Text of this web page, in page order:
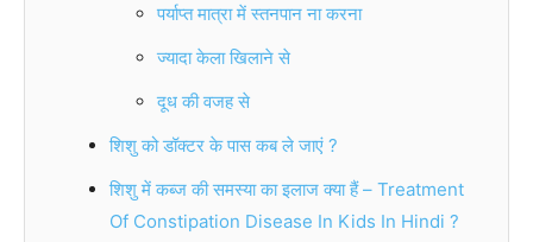
पर्याप्त मात्रा में स्तनपान ना करना
ज्यादा केला खिलाने से
दूध की वजह से
शिशु को डॉक्टर के पास कब ले जाएं ?
शिशु में कब्ज की समस्या का इलाज क्या हैं – Treatment
Of Constipation Disease In Kids In Hindi ?